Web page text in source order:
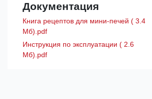
Документация
Книга рецептов для мини-печей ( 3.4
Мб).pdf
Инструкция по эксплуатации ( 2.6
Мб).pdf